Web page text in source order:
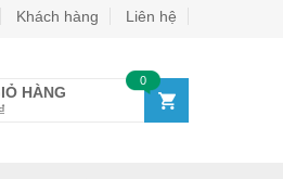
Khách hàng Liên hệ
HÀNG
0